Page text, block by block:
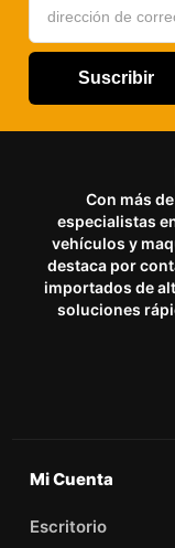
Suscribir
Con más
especialistas
vehículos y
destaca por
importados de
soluciones
Mi Cuenta
Escritorio